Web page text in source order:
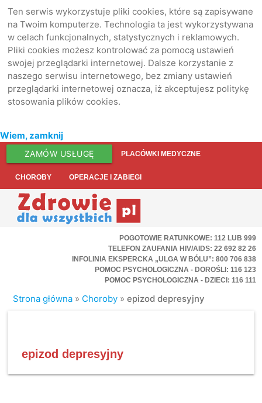
Ten serwis wykorzystuje pliki cookies, które są zapisywane
na Twoim komputerze. Technologia ta jest wykorzystywana
w celach funkcjonalnych, statystycznych i reklamowych.
Pliki cookies możesz kontrolować za pomocą ustawień
swojej przeglądarki internetowej. Dalsze korzystanie z
naszego serwisu internetowego, bez zmiany ustawień
przeglądarki internetowej oznacza, iż akceptujesz politykę
stosowania plików cookies.
Wiem, zamknij
ZAMÓW USŁUGĘ PLACÓWKI MEDYCZNE
CHOROBY OPERACJE I ZABIEGI
POGOTOWIE RATUNKOWE: 112 LUB 999
TELEFON ZAUFANIA HIV/AIDS: 22 692 82 26
INFOLINIA EKSPERCKA „ULGA W BÓLU”: 800 706 838
POMOC PSYCHOLOGICZNA - DOROŚLI: 116 123
POMOC PSYCHOLOGICZNA - DZIECI: 116 111
Strona główna » Choroby »epizod depresyjny
epizod depresyjny